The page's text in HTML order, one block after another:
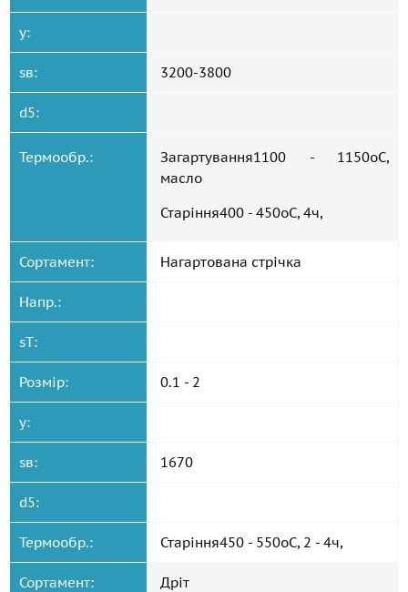
y:
sв: 3200-3800
d5:
Термообр.:
Загартування1100 - 1150oC,
масло
Старіння400 - 450oC, 4ч,
Сортамент: Нагартована стрічка
Напр.:
sT:
Розмір: 0.1 - 2
y:
sв: 1670
d5:
Термообр.: Старіння450 - 550oC, 2 - 4ч,
Сортамент: Дріт